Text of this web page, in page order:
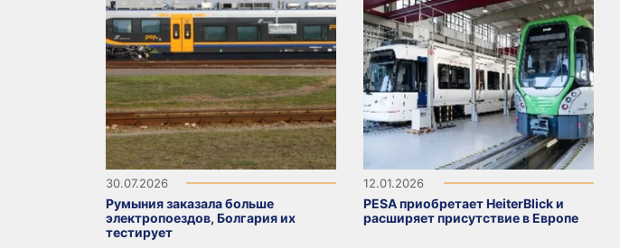
30.07.2026
Румыния заказала больше
электропоездов, Болгария их
тестирует
12.01.2026
PESA приобретает HeiterBlick и
расширяет присутствие в Европе